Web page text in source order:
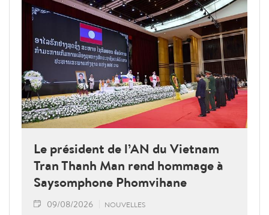
Le président de l’AN du Vietnam
Tran Thanh Man rend hommage à
Saysomphone Phomvihane
09/08/2026 NOUVELLES